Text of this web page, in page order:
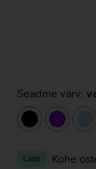
Seadme värv:
must
lilla
Laos Kohe